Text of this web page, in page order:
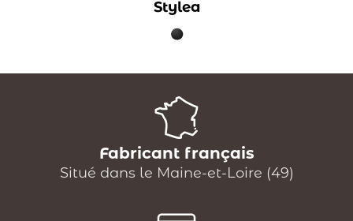
Stylea
Fabricant français
Situé dans le Maine-et-Loire (49)